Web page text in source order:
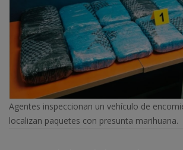
Agentes inspeccionan un vehículo de
localizan paquetes con presunta marihuana.